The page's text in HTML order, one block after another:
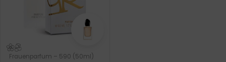
Frauenparfum – 590 (50ml)